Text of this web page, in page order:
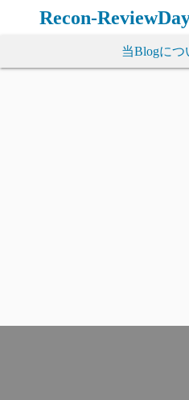
ン
Recon-
当Blogにつ